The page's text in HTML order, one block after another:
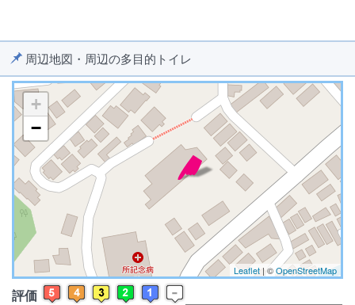
周辺地図・周辺の多目的トイレ
※ マップを検索、表示中です ※
+
−
Leaflet | ©OpenStreetMap
評価